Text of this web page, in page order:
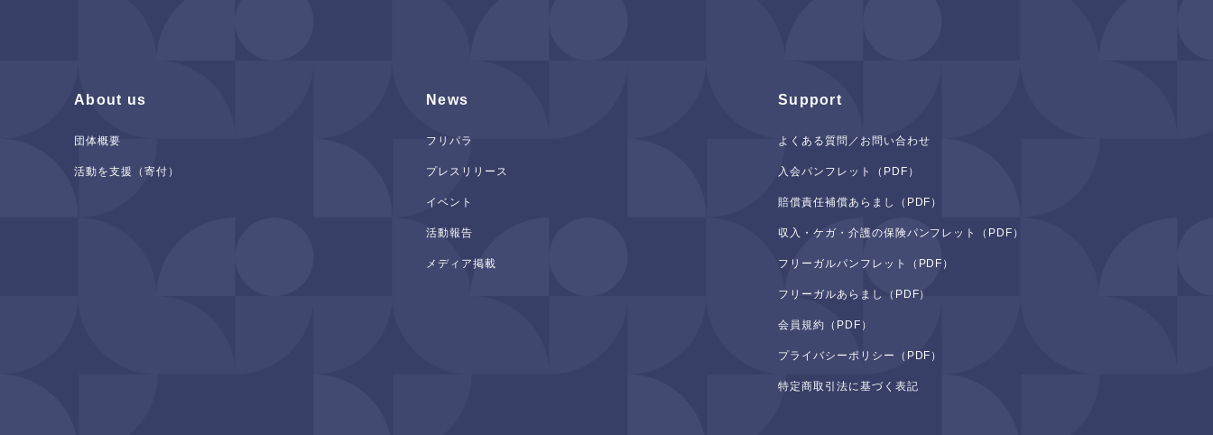
About us
団体概要
活動を支援（寄付）
News
フリパラ
プレスリリース
イベント
活動報告
メディア掲載
Support
よくある質問／お問い合わせ
入会パンフレット（PDF）
賠償責任補償あらまし（PDF）
収入・ケガ・介護の保険パンフレット（PDF）
フリーガルパンフレット（PDF）
フリーガルあらまし（PDF）
会員規約（PDF）
プライバシーポリシー（PDF）
特定商取引法に基づく表記